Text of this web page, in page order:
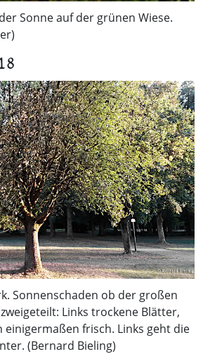
Sonne auf der grünen Wiese.
Sonnenschaden ob der großen
Links trockene Blätter,
einigermaßen frisch. Links geht die
(Bernard Bieling)